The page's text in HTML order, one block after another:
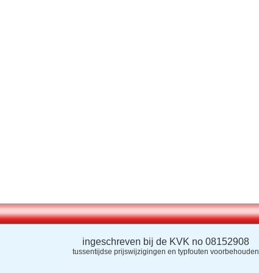
ingeschreven bij de KVK no 08152908
tussentijdse prijswijzigingen en typfouten voorbehouden